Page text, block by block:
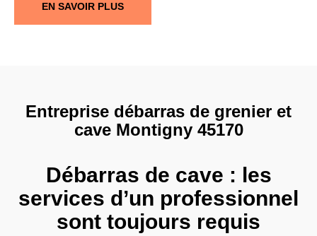
EN SAVOIR PLUS
Entreprise débarras de grenier et
cave Montigny 45170
Débarras de cave : les
services d’un professionnel
sont toujours requis